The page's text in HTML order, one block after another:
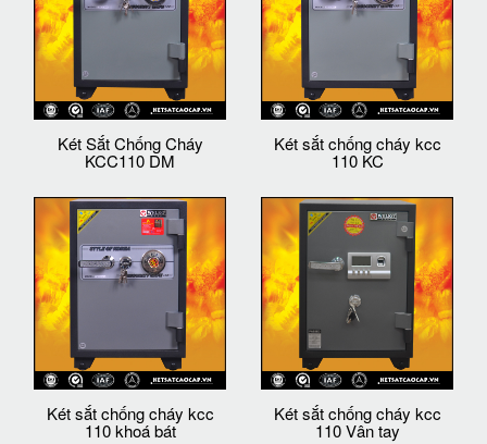
Két Sắt Chống Cháy
KCC110 DM
Két sắt chống cháy kcc
110 KC
Két sắt chống cháy kcc
110 khoá bát
Két sắt chống cháy kcc
110 Vân tay